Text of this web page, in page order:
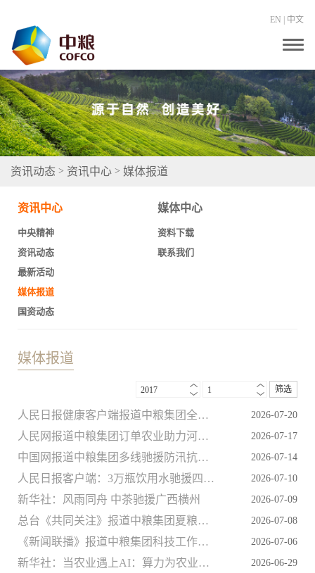
EN 中文
T
g
g
e
n
a
v
i
资讯动态 > 资讯中心 > 媒体报道
资讯中心
中央精神
资讯动态
最新活动
媒体报道
国资动态
媒体中心
资料下载
联系我们
媒体报道
2017 1 筛选
人民日报健康客户端报道中粮集团全谷物产品创新研发相关情况 2026-07-20
人民网报道中粮集团订单农业助力河套小麦开镰收割 2026-07-17
中国网报道中粮集团多线驰援防汛抗震工作 2026-07-14
人民日报客户端：3万瓶饮用水驰援四川高县地震灾区 2026-07-10
新华社：风雨同舟 中茶驰援广西横州 2026-07-09
总台《共同关注》报道中粮集团夏粮加工满足多样化市场需求 2026-07-08
《新闻联播》报道中粮集团科技工作者响应习近平总书记在庆祝中国共产党成立105周年大会上的重要讲话精神 2026-07-06
新华社：当农业遇上AI：算力为农业装上“智慧大脑” 2026-06-29